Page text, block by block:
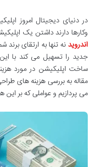
در دنیای دیجیتال امروز
وکارها دارند داشتن یک
اندروید نه تنها به ارتقای
جدید را تسهیل می کند با
ساخت اپلیکیشن در مورد
مقاله به بررسی هزینه های
می پردازیم و عواملی که بر این